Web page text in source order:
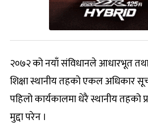
२०७२ को नयाँ संविधानले आधारभूत
शिक्षा स्थानीय तहको एकल अधिकार
पहिलो कार्यकालमा धेरै स्थानीय तहको
मुद्दा परेन ।